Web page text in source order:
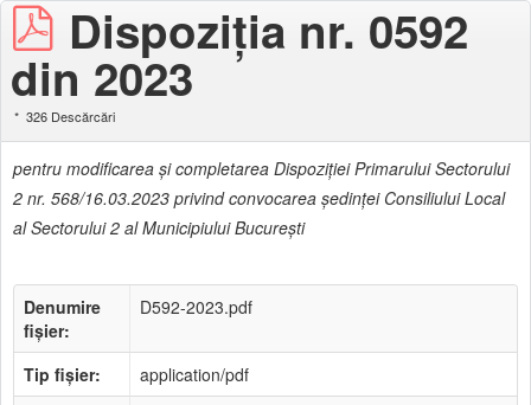
Dispoziţia nr. 0592
din 2023
326 Descărcări
pentru modificarea şi completarea Dispoziţiei Primarului Sectorului
2 nr. 568/16.03.2023 privind convocarea şedinţei Consiliului Local
al Sectorului 2 al Municipiului Bucureşti
Denumire
fișier:
D592-2023.pdf
Tip fișier:
application/pdf